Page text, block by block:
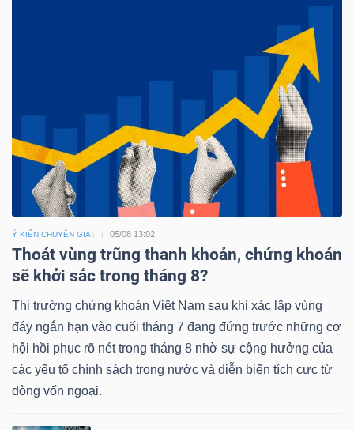
Ý KIẾN CHUYÊN GIA 05/08 13:02
Thoát vùng trũng thanh khoản, chứng khoán
sẽ khởi sắc trong tháng 8?
Thị trường chứng khoán Việt Nam sau khi xác lập vùng
đáy ngắn hạn vào cuối tháng 7 đang đứng trước những cơ
hội hồi phục rõ nét trong tháng 8 nhờ sự cộng hưởng của
các yếu tố chính sách trong nước và diễn biến tích cực từ
dòng vốn ngoại.
(-)
Đào
Sách
tài
chính